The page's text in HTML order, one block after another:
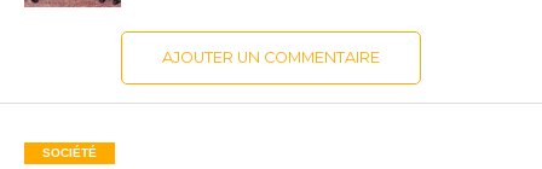
AJOUTER UN COMMENTAIRE
SOCIÉTÉ